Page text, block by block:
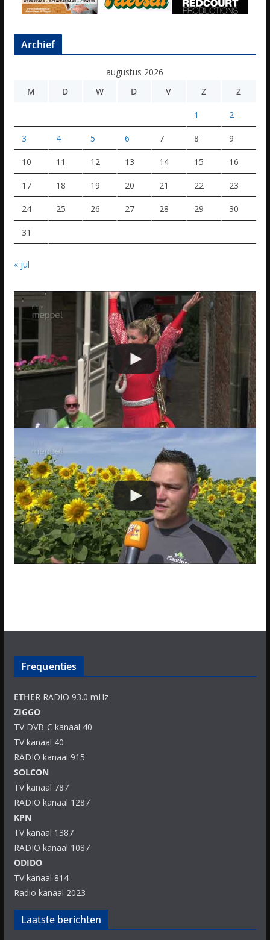
Archief
augustus 2026
M
D W D V Z Z
1 2
3 4 5 6 7 8 9
10 11 12 13 14 15 16
17 18 19 20 21 22 23
24 25 26 27 28 29 30
31
« jul
Frequenties
ETHERRADIO 93.0 mHz
ZIGGO
TV DVB-C kanaal 40
TV kanaal 40
RADIO kanaal 915
SOLCON
TV kanaal 787
RADIO kanaal 1287
KPN
TV kanaal 1387
RADIO kanaal 1087
ODIDO
TV kanaal 814
Radio kanaal 2023
Laatste berichten